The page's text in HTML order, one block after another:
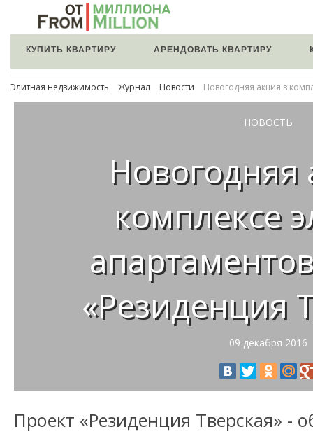
КУПИТЬ КВАРТИРУ АРЕНДОВАТЬ КВАРТИРУ
Элитная недвижимость Журнал Новости Новогодняя акция в
НОВОСТЬ
Новогодняя
комплексе
«Резиденция
09 декабря 2016
Проект «Резиденция Тверская» -